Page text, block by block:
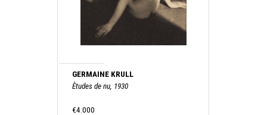
GERMAINE KRULL
Ètudes de nu, 1930
€4.000